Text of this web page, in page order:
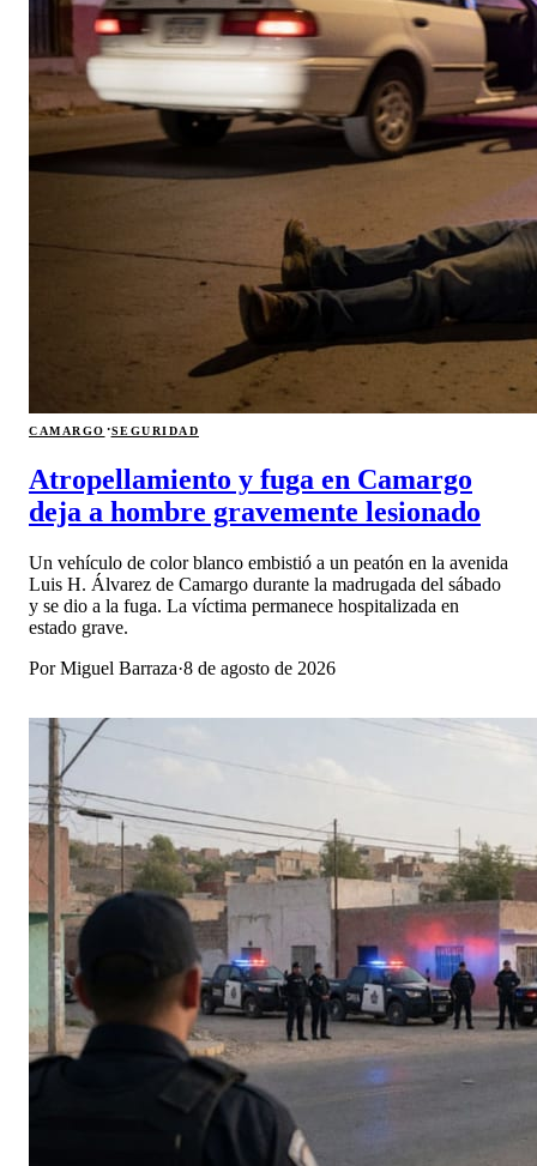
CAMARGO ·SEGURIDAD
Atropellamiento y fuga en Camargo
deja a hombre gravemente lesionado
Un vehículo de color blanco embistió a un peatón en la avenida
Luis H. Álvarez de Camargo durante la madrugada del sábado
y se dio a la fuga. La víctima permanece hospitalizada en
estado grave.
PorMiguel Barraza·8 de agosto de 2026